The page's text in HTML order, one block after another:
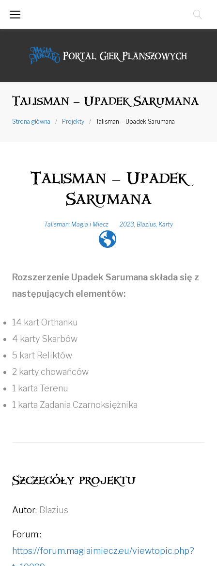
Talisman – Upadek Sarumana
Strona główna / Projekty / Talisman – Upadek Sarumana
Talisman – Upadek
Sarumana
Talisman: Magia i Miecz 2023, Blazius, Karty
Rozszerzenie Upadek Sarumana składa się z
następujących elementów:
14 kart Orthanku
4 karty Skarbów
5 kart Reliktów
2 karty chowańców
1 karta Terenu
1 karta Zadania Czarnoksiężnika
Szczegóły projektu
Autor: Blazius
Forum::
https://forum.magiaimiecz.eu/viewtopic.php?